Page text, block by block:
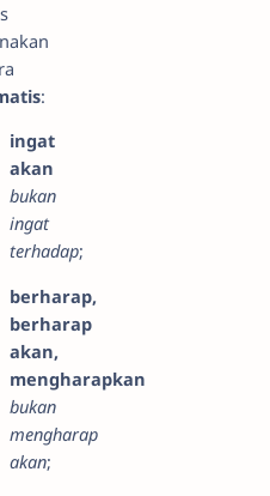
:
ingat
akan
bukan
ingat
terhadap;
berharap,
berharap
akan,
mengharapkan
bukan
mengharap
akan;